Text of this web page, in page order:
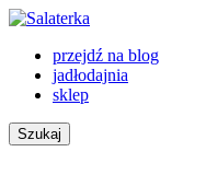
przejdź na blog
jadłodajnia
sklep
Szukaj